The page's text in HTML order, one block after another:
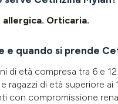
allergica. Orticaria.
e quando si prende
di età compresa tra 6 e
ragazzi di età superiore ai
con compromissione